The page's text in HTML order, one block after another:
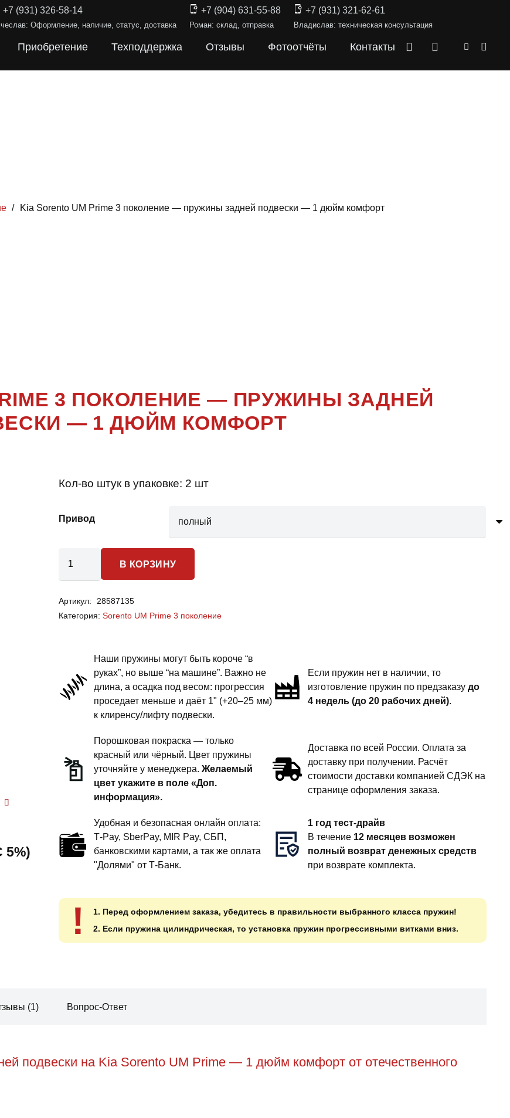
+7 (931) 326-58-14
Оформление, наличие, статус, доставка
+7 (904) 631-55-88
Роман: склад, отправка
+7 (931) 321-62-61
Владислав: техническая консультация
Приобретение Техподдержка Отзывы Фотоотчёты Контакты
/ Kia Sorento UM Prime 3 поколение — пружины задней подвески — 1 дюйм комфорт
PRIME 3 ПОКОЛЕНИЕ — ПРУЖИНЫ ЗАДНЕЙ
— 1 ДЮЙМ КОМФОРТ
5%)
Кол-во штук в упаковке: 2 шт
Привод
Sorento
UM
поколение
пружины
подвески
комфорт
В КОРЗИНУ
Артикул:
28587135
Категория:Sorento UM Prime 3 поколение
Наши пружины могут быть короче “в
руках”, но выше “на машине”. Важно не
длина, а осадка под весом: прогрессия
проседает меньше и даёт 1" (+20–25 мм)
к клиренсу/лифту подвески.
Если пружин нет в наличии, то
изготовление пружин по предзаказудо
4 недель (до 20 рабочих дней).
Порошковая покраска — только
красный или чёрный. Цвет пружины
уточняйте у менеджера.Желаемый
цвет укажите в поле «Доп.
информация».
Доставка по всей России. Оплата за
доставку при получении. Расчёт
стоимости доставки компанией СДЭК на
странице оформления заказа.
Удобная и безопасная онлайн оплата:
T‑Pay, SberPay, MIR Pay, СБП,
банковскими картами, а так же оплата
"Долями" от Т-Банк.
1 год тест-драйв
В течение 12 месяцев возможен
полный возврат денежных средств
при возврате комплекта.
!
1. Перед оформлением заказа, убедитесь в правильности выбранного класса пружин!
2. Если пружина цилиндрическая, то установка пружин прогрессивными витками вниз.
(1) Вопрос-Ответ
подвески на Kia Sorento UM Prime — 1 дюйм комфорт от отечественного